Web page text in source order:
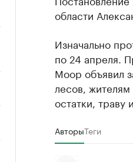
области
Изначально
по 24 апреля.
Моор объявил
лесов,
остатки, траву
АвторыТеги